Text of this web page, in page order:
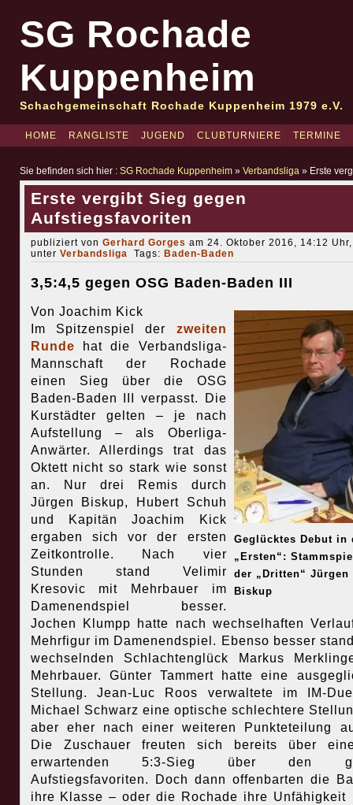
SG Rochade
Kuppenheim
Schachgemeinschaft Rochade Kuppenheim 1979 e.V.
HOME RANGLISTE JUGEND CLUBTURNIERE TERMINE
Sie befinden sich hier : SG Rochade Kuppenheim» Verbandsliga» Erste
Erste vergibt Sieg gegen
Aufstiegsfavoriten
publiziert von Gerhard Gorges am 24. Oktober 2016, 14:12 Uhr,
unter Verbandsliga Tags: Baden-Baden
3,5:4,5 gegen OSG Baden-Baden III
Geglücktes Debut in
„Ersten“:
der „Dritten“ Jürgen
Biskup
Von Joachim Kick
Im Spitzenspiel der zweiten
Runde hat die Verbandsliga-
Mannschaft der Rochade
einen Sieg über die OSG
Baden-Baden III verpasst. Die
Kurstädter gelten – je nach
Aufstellung – als Oberliga-
Anwärter. Allerdings trat das
Oktett nicht so stark wie sonst
an. Nur drei Remis durch
Jürgen Biskup, Hubert Schuh
und Kapitän Joachim Kick
ergaben sich vor der ersten
Zeitkontrolle. Nach vier
Stunden stand Velimir
Kresovic mit Mehrbauer im
Damenendspiel besser.
Jochen Klumpp hatte nach wechselhaften
Mehrfigur im Damenendspiel. Ebenso besser
wechselnden Schlachtenglück Markus
Mehrbauer. Günter Tammert hatte eine
Stellung. Jean-Luc Roos verwaltete im IM-
Michael Schwarz eine optische schlechtere
aber eher nach einer weiteren Punkteteilung
Die Zuschauer freuten sich bereits über
erwartenden 5:3-Sieg über den
Aufstiegsfavoriten. Doch dann offenbarten die
ihre Klasse – oder die Rochade ihre